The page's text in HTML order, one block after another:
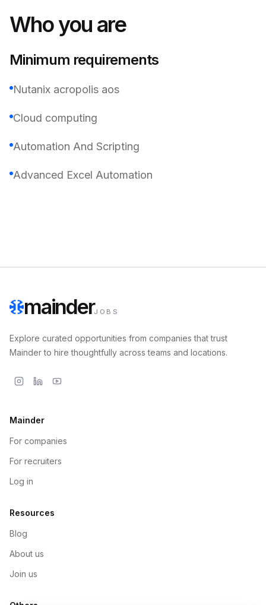
Who you are
Minimum requirements
Nutanix acropolis aos
Cloud computing
Automation And Scripting
Advanced Excel Automation
mainderJOBS
Explore curated opportunities from companies that trust
Mainder to hire thoughtfully across teams and locations.
Mainder
For companies
For recruiters
Log in
Resources
Blog
About us
Join us